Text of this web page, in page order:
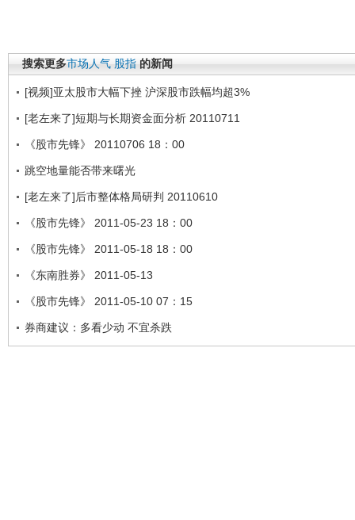
搜索更多市场人气 股指 的新闻
[视频]亚太股市大幅下挫 沪深股市跌幅均超3%
[老左来了]短期与长期资金面分析 20110711
《股市先锋》 20110706 18：00
跳空地量能否带来曙光
[老左来了]后市整体格局研判 20110610
《股市先锋》 2011-05-23 18：00
《股市先锋》 2011-05-18 18：00
《东南胜券》 2011-05-13
《股市先锋》 2011-05-10 07：15
券商建议：多看少动 不宜杀跌